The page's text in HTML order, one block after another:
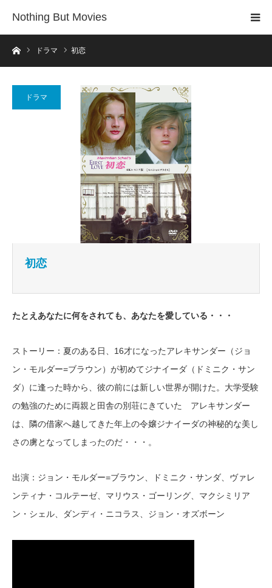
Nothing But Movies
ホームドラマ 初恋
ドラマ
初恋
たとえあなたに何をされても、あなたを愛している・・・
ストーリー：夏のある日、16才になったアレキサンダー（ジョ
ン・モルダー=ブラウン）が初めてジナイーダ（ドミニク・サン
ダ）に逢った時から、彼の前には新しい世界が開けた。大学受験
の勉強のために両親と田舎の別荘にきていた アレキサンダー
は、隣の借家へ越してきた年上の令嬢ジナイーダの神秘的な美し
さの虜となってしまったのだ・・・。
出演：ジョン・モルダー=ブラウン、ドミニク・サンダ、ヴァレ
ンティナ・コルテーゼ、マリウス・ゴーリング、マクシミリア
ン・シェル、ダンディ・ニコラス、ジョン・オズボーン